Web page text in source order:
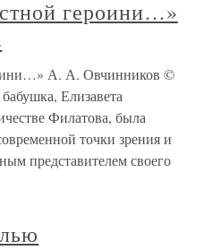
героини…»
А. А. Овчинников ©
Елизавета
Филатова, была
точки зрения и
представителем своего